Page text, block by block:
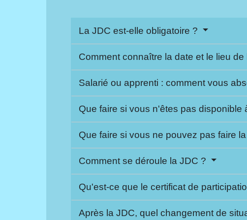
La JDC est-elle obligatoire ?
Comment connaître la date et le lieu de
Salarié ou apprenti : comment vous
Que faire si vous n'êtes pas disponible
Que faire si vous ne pouvez pas faire
Comment se déroule la JDC ?
Qu'est-ce que le certificat de
Après la JDC, quel changement de